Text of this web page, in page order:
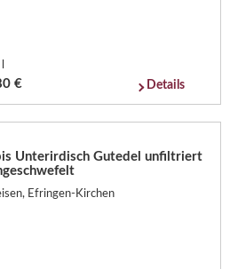
€ Details
Unterirdisch Gutedel unfiltriert
Efringen-Kirchen